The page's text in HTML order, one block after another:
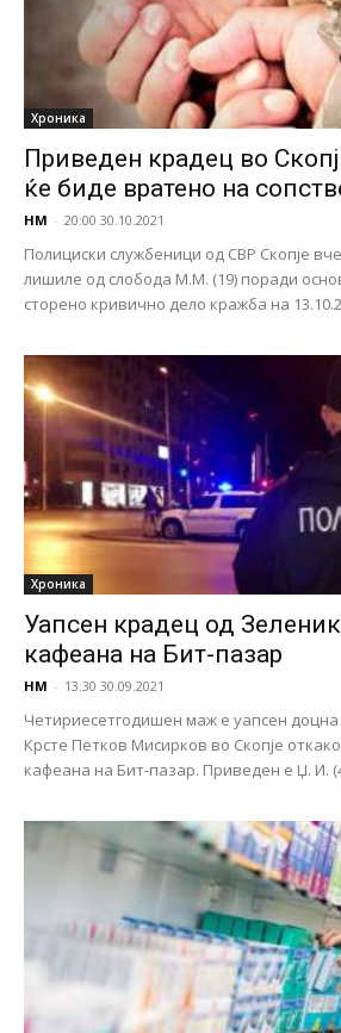
Хроника
Приведен крадец во
ќе биде вратено на
НМ - 20:00 30.10.2021
Полициски службеници од СВР Скопје
лишиле од слобода М.М. (19) поради
сторено кривично дело кражба на
Хроника
Уапсен крадец од
кафеана на Бит-пазар
НМ - 13:30 30.09.2021
Четириесетгодишен маж е уапсен
Крсте Петков Мисирков во Скопје
кафеана на Бит-пазар. Приведен е Џ. И.